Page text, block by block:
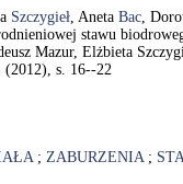
Szczygieł, Aneta Bac,
stawu
Mazur, Elżbieta
s. 16--22
; ZABURZENIA;